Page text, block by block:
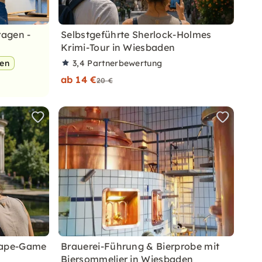
-
Selbstgeführte Sherlock-Holmes
Krimi-Tour in Wiesbaden
3,4 Partnerbewertung
ab 14 €20 €
Game
Brauerei-Führung & Bierprobe mit
Biersommelier in Wiesbaden